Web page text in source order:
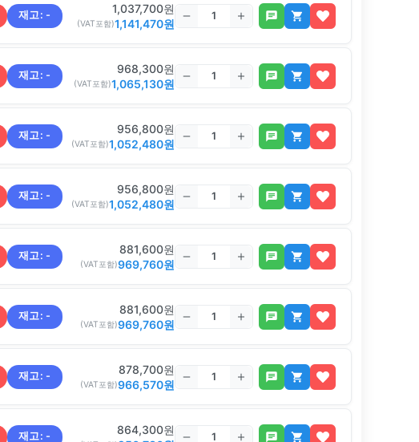
재고: - 1,037,700원
(VAT포함)1,141,470원
재고: - 968,300원
(VAT포함)1,065,130원
재고: - 956,800원
(VAT포함)1,052,480원
재고: - 956,800원
(VAT포함)1,052,480원
재고: - 881,600원
(VAT포함)969,760원
재고: - 881,600원
(VAT포함)969,760원
재고: - 878,700원
(VAT포함)966,570원
재고: - 864,300원